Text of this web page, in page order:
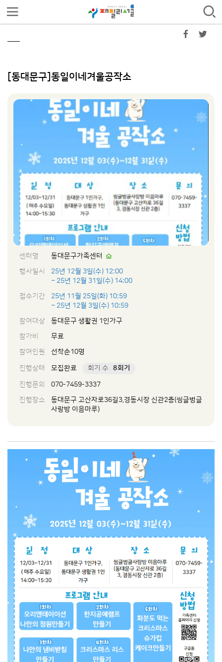
[동대문구]동일이네겨울공작소
센터명
동대문구가족센터
행사일시
25년 12월 3일(수) 12:00
~ 25년 12월 31일(수) 14:00
접수기간
25년 11월 25일(화) 10:59
~ 25년 12월 3일(수) 10:59
참여대상
동대문구 생활권 1인가구
참가비
무료
참여인원
선착순10명
진행상태 모집완료 회기 수 8회기
진행문의
070-7459-3337
진행장소
동대문구 고산자로36길3,경동시장 신관2층(씽글벙글
사랑방 이음마루)